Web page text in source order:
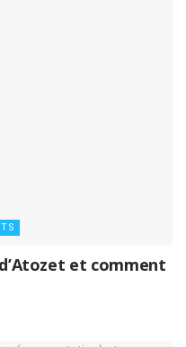
et comment